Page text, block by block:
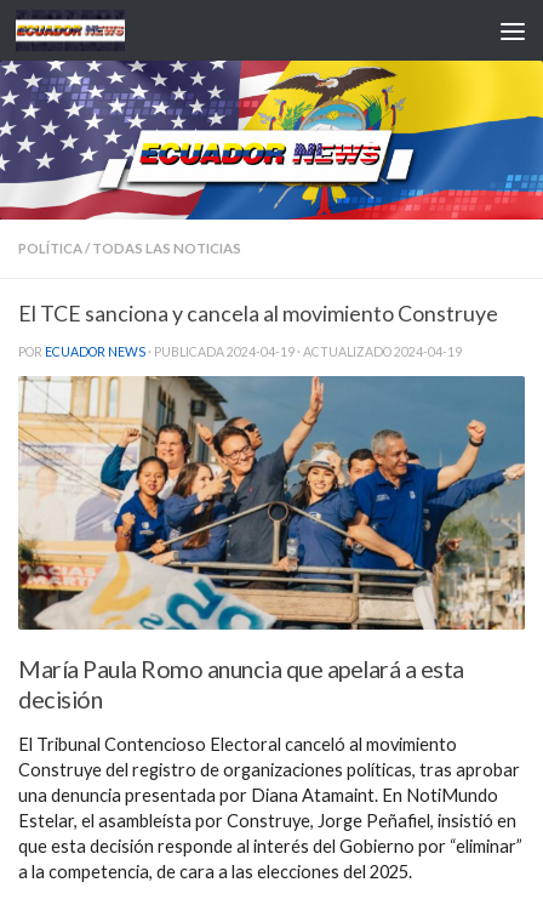
Saltar al contenido
POLÍTICA/ TODAS LAS NOTICIAS
El TCE sanciona y cancela al movimiento Construye
POR ECUADOR NEWS · PUBLICADA2024-04-19 · ACTUALIZADO2024-04-19
María Paula Romo anuncia que apelará a esta
decisión
El Tribunal Contencioso Electoral canceló al movimiento
Construye del registro de organizaciones políticas, tras aprobar
una denuncia presentada por Diana Atamaint. En NotiMundo
Estelar, el asambleísta por Construye, Jorge Peñafiel, insistió en
que esta decisión responde al interés del Gobierno por “eliminar”
a la competencia, de cara a las elecciones del 2025.